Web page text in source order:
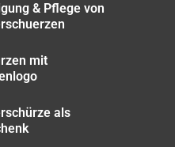
& Pflege von
mit
als